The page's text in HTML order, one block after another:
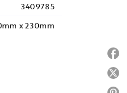
3409785
x 230mm